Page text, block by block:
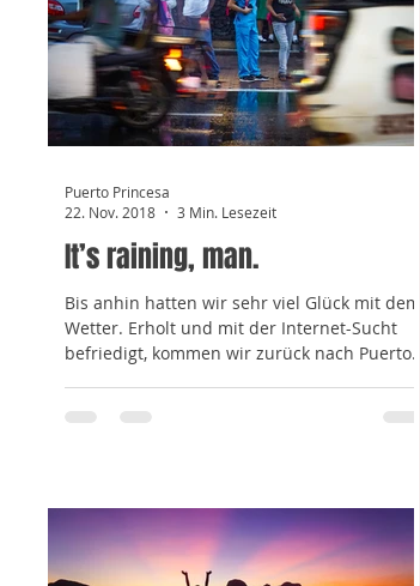
It’s raining, man.
Bis anhin hatten wir sehr viel Glück mit dem
Wetter. Erholt und mit der Internet-Sucht
befriedigt, kommen wir zurück nach Puerto...
Puerto Princesa
22. Nov. 2018
3 Min. Lesezeit